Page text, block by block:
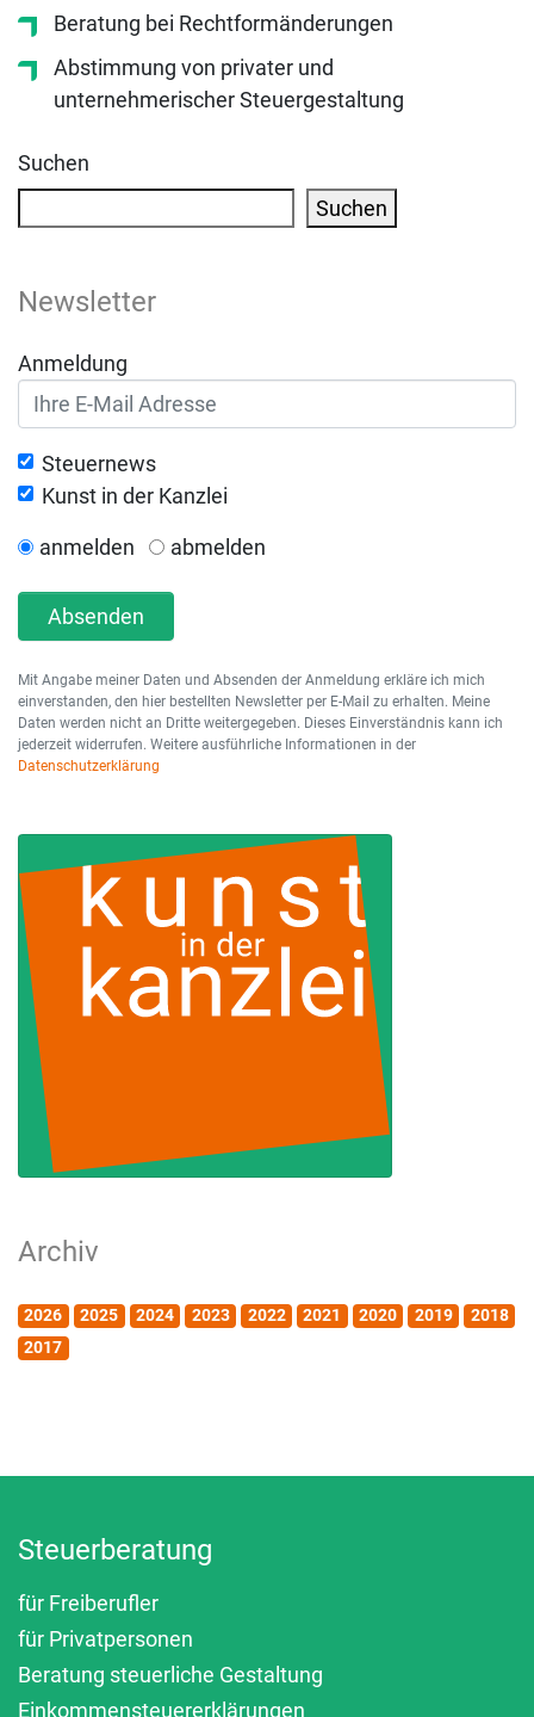
Beratung bei Rechtformänderungen
Abstimmung von privater und
unternehmerischer Steuergestaltung
Suchen
Suchen
Newsletter
Anmeldung
Steuernews
Kunst in der Kanzlei
anmelden abmelden
Absenden
Mit Angabe meiner Daten und Absenden der Anmeldung erkläre ich mich
einverstanden, den hier bestellten Newsletter per E-Mail zu erhalten. Meine
Daten werden nicht an Dritte weitergegeben. Dieses Einverständnis kann ich
jederzeit widerrufen. Weitere ausführliche Informationen in der
Datenschutzerklärung
Archiv
2026 2025 2024 2023 2022 2021 2020 2019
2018
2017
Steuerberatung
für Freiberufler
für Privatpersonen
Beratung steuerliche Gestaltung
Einkommensteuererklärungen